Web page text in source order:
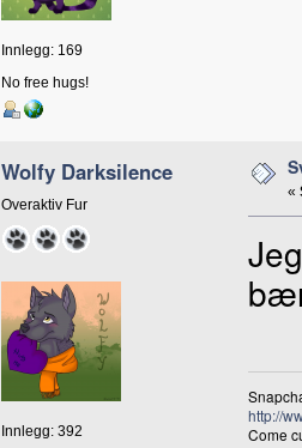
Innlegg: 169
No free hugs!
Wolfy Darksilence
Overaktiv Fur
Innlegg: 392
«
http://
Come